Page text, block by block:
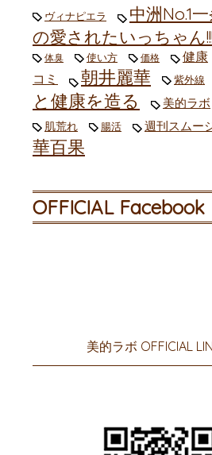
ヴィナピエラ
中洲No.1
の愛されたいっちゃん!!!
体臭 使い方 価格 健康
コミ
朝井麗華 紫外線
と健康を造る
美的ラボ
肌荒れ
腸活 週刊スムー
華百果
OFFICIAL Facebook
美的ラボ OFFICIAL